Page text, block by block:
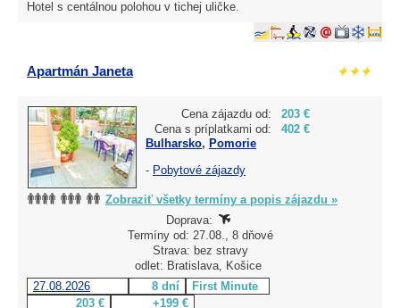
Hotel s centálnou polohou v tichej uličke.
Apartmán Janeta
Cena zájazdu od:
203 €
Cena s príplatkami od:
402 €
Bulharsko, Pomorie
- Pobytové zájazdy
Zobraziť všetky termíny a popis zájazdu »
Doprava:
Termíny od: 27.08., 8 dňové
Strava: bez stravy
odlet: Bratislava, Košice
27.08.2026
8 dní
First Minute
203 €
+199 €